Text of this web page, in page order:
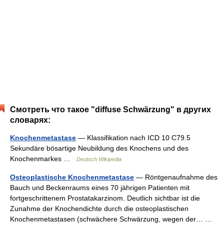
Смотреть что такое "diffuse Schwärzung" в других
словарях:
Knochenmetastase — Klassifikation nach ICD 10 C79.5
Sekundäre bösartige Neubildung des Knochens und des
Knochenmarkes …
Deutsch Wikipedia
Osteoplastische Knochenmetastase — Röntgenaufnahme des
Bauch und Beckenraums eines 70 jährigen Patienten mit
fortgeschrittenem Prostatakarzinom. Deutlich sichtbar ist die
Zunahme der Knochendichte durch die osteoplastischen
Knochenmetastasen (schwächere Schwärzung, wegen der… …